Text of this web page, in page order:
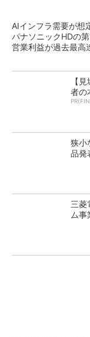
AIインフラ需要が想
パナソニックHDの
営業利益が過去最高
【
者の
狭小
品発
三菱
ム